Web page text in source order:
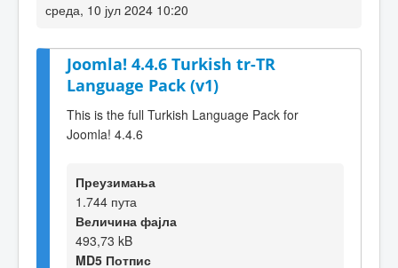
среда, 10 јул 2024 10:20
Joomla! 4.4.6 Turkish tr-TR
Language Pack (v1)
This is the full Turkish Language Pack for
Joomla! 4.4.6
Преузимања
1.744 пута
Величина фајла
493,73 kB
MD5 Потпис